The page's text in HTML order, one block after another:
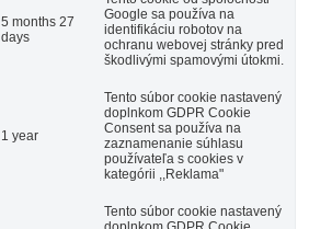
5 months 27
days
Google sa používa na
identifikáciu robotov na
ochranu webovej stránky pred
škodlivými spamovými útokmi.
1 year
Tento súbor cookie nastavený
doplnkom GDPR Cookie
Consent sa používa na
zaznamenanie súhlasu
používateľa s cookies v
kategórii ,,Reklama"
Tento súbor cookie nastavený